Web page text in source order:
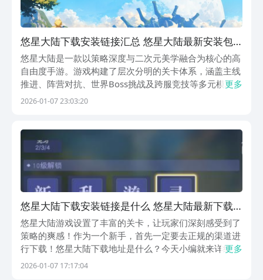
悠星大陆下载安装链接汇总 悠星大陆最新安装包
获取方式
悠星大陆是一款以策略深度与二次元美学融合为核心的高
自由度手游。游戏构建了层次分明的关卡体系，涵盖主线
推进、阵营对抗、世界Boss挑战及跨服竞技等多元模块，
充分释放玩家在战术布局、角色养成与实时决策中的成长
更多
2026-01-07 23:03:20
悠星大陆下载安装链接是什么 悠星大陆最新下载
链接
悠星大陆游戏设置了丰富的关卡，让玩家们深刻感受到了
策略的爽感！作为一个新手，首先一定要去正规的渠道进
行下载！悠星大陆下载地址是什么？今天小编就来详细的
为你解答这个问题，让你真正感受到它的魅力！面对生命
更多
2026-01-07 17:17:04